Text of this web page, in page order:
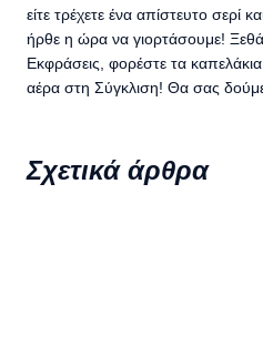
είτε τρέχετε ένα απίστευτο σερί
ήρθε η ώρα να γιορτάσουμε!
Εκφράσεις, φορέστε τα
αέρα στη Σύγκλιση! Θα σας δούμε
Σχετικά άρθρα